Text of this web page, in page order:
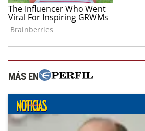
MÁS EN